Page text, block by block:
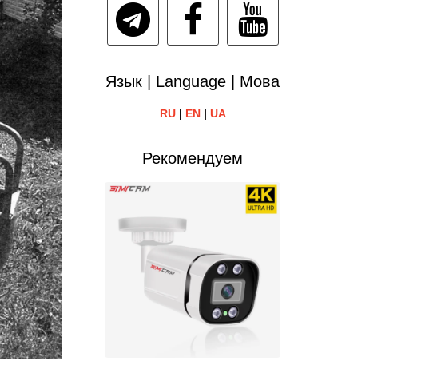
Язык | Language | Мова
RU| EN| UA
Рекомендуем